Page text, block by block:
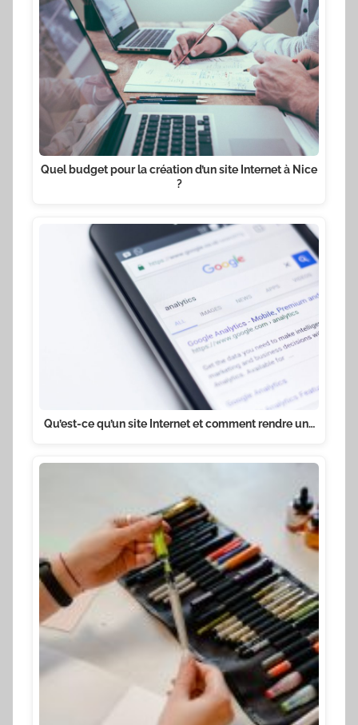
Quel budget pour la création d’un site Internet à Nice
?
Qu’est-ce qu’un site Internet et comment rendre un…